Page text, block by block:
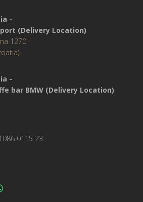
-
(Delivery Location)
1270
-
bar BMW (Delivery Location)
0115 23